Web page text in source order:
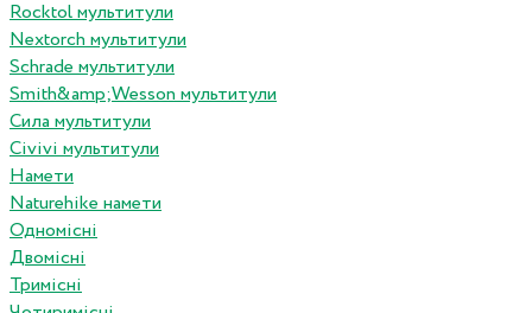
Rocktol мультитули
Nextorch мультитули
Schrade мультитули
Smith&amp;Wesson мультитули
Сила мультитули
Civivi мультитули
Намети
Naturehike намети
Одномісні
Двомісні
Тримісні